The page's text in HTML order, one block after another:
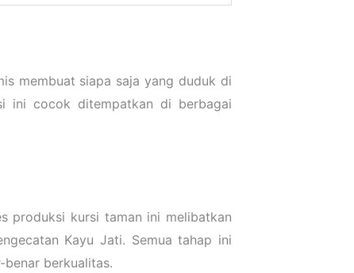
membuat siapa saja yang duduk di
ini cocok ditempatkan di berbagai
produksi kursi taman ini melibatkan
Kayu Jati. Semua tahap ini
berkualitas.